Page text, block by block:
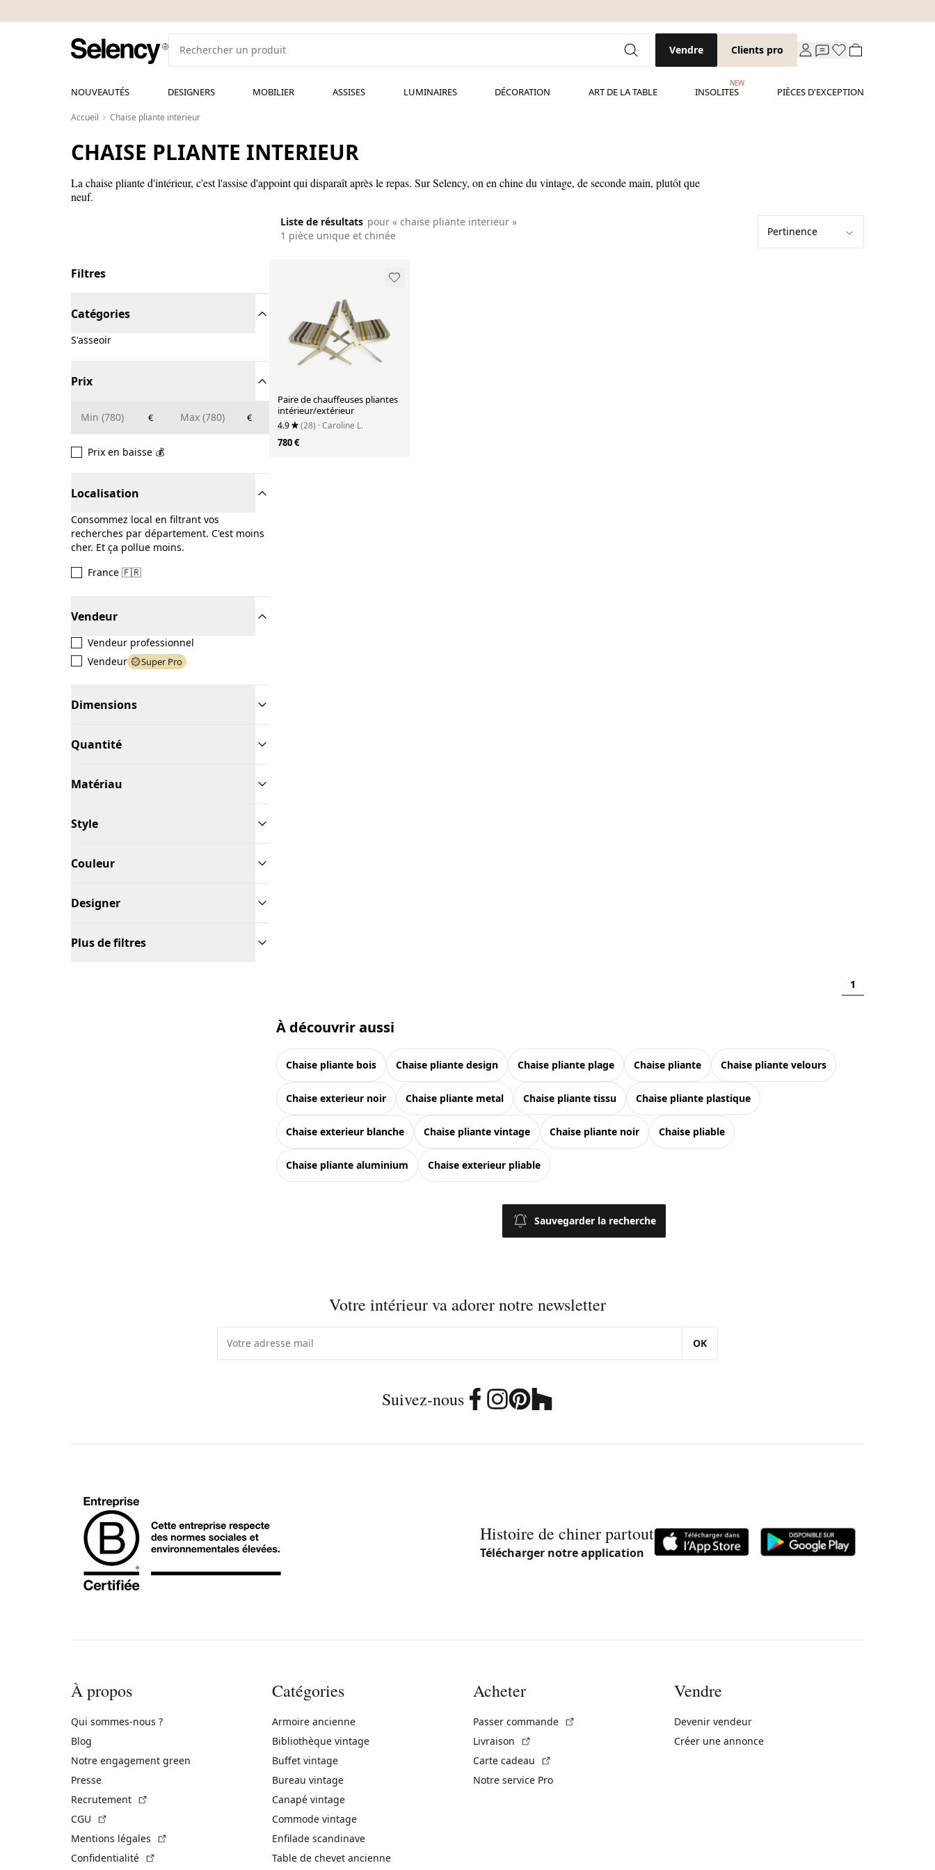
Vendre Clients pro
NOUVEAUTÉS DESIGNERS MOBILIER ASSISES LUMINAIRES DÉCORATION ART DE LA TABLE INSOLITES
NEW
PIÈCES D'EXCEPTION
Accueil Chaise pliante interieur
CHAISE PLIANTE INTERIEUR
La chaise pliante d'intérieur, c'est l'assise d'appoint qui disparaît après le repas. Sur Selency, on en chine du vintage, de seconde main, plutôt que
neuf.
Liste de résultats pour « chaise pliante interieur »
1 pièce unique et chinée
Filtres
Catégories
S'asseoir
Prix
€ €
Prix en baisse 💰
Localisation
Consommez local en filtrant vos
recherches par département. C'est moins
cher. Et ça pollue moins.
France 🇫🇷
Vendeur
Vendeur professionnel
Vendeur
Super Pro
Dimensions
Quantité
Matériau
Style
Couleur
Designer
Plus de filtres
Paire de chauffeuses pliantes
intérieur/extérieur
4.9 (28) · Caroline L.
780 €
1
À découvrir aussi
chaise pliante bois chaise pliante design chaise pliante plage chaise pliante chaise pliante velours
chaise exterieur noir chaise pliante metal chaise pliante tissu chaise pliante plastique
chaise exterieur blanche chaise pliante vintage chaise pliante noir chaise pliable
chaise pliante aluminium chaise exterieur pliable
Sauvegarder la recherche
Votre intérieur va adorer notre newsletter
OK
Suivez-nous
Histoire de chiner partout
Télécharger notre application
À propos
Qui sommes-nous ?
Blog
Notre engagement green
Presse
Recrutement
CGU
Mentions légales
Confidentialité
Catégories
Armoire ancienne
Bibliothèque vintage
Buffet vintage
Bureau vintage
Canapé vintage
Commode vintage
Enfilade scandinave
Table de chevet ancienne
Acheter
Passer commande
Livraison
Carte cadeau
Notre service Pro
Vendre
Devenir vendeur
Créer une annonce